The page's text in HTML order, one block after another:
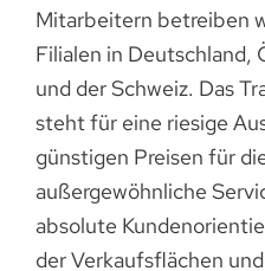
Mitarbeitern betreiben
Filialen in Deutschland,
und der Schweiz. Das
steht für eine riesige
günstigen Preisen für
außergewöhnliche
absolute
der Verkaufsflächen